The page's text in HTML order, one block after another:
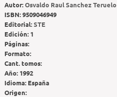
Autor:Osvaldo Raul Sanchez Teruelo
ISBN:9509046949
Editorial:STE
Edición: 1
Páginas:
Formato:
Cant. tomos:
Año: 1992
Idioma: España
Origen: